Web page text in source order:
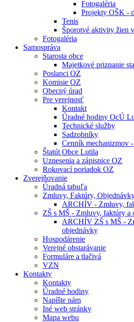
Fotogaléria
Projekty OŠK -
Tenis
Šporotvé aktivity žien
Fotogaléria
Samospráva
Starosta obce
Majetkové priznanie
Poslanci OZ
Komisie OZ
Obecný úrad
Pre verejnosť
Kontakt
Úradné hodiny OcÚ
Technické služby
Sadzobníky
Cenník mechanizmov
Štatút Obce Lutila
Uznesenia a zápisnice OZ
Rokovací poriadok OZ
Zverejňovanie
Úradná tabuľa
Zmluvy, Faktúry,
ARCHÍV - Zmluvy,
ZŠ s MŠ - Zmluvy, faktúry a
ARCHÍV ZŠ s MŠ -
objednávky
Hospodárenie
Verejné obstarávanie
Formuláre a tlačivá
VZN
Kontakty
Kontakty
Úradné hodiny
Napíšte nám
Iné web stránky
Mapa webu